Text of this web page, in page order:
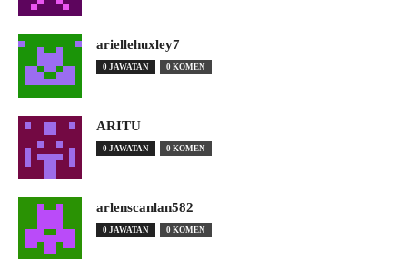
ariellehuxley7
0 JAWATAN 0 KOMEN
ARITU
0 JAWATAN 0 KOMEN
arlenscanlan582
0 JAWATAN 0 KOMEN